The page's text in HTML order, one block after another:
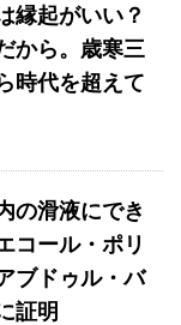
縁起がいい？
から。歳寒三
時代を超えて
の滑液にでき
コール・ポリ
ブドゥル・バ
証明